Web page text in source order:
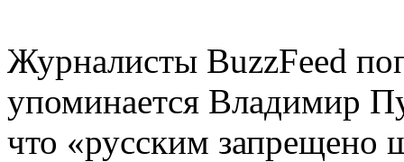
Журналисты BuzzFeed
упоминается Владимир
что «русским запрещено